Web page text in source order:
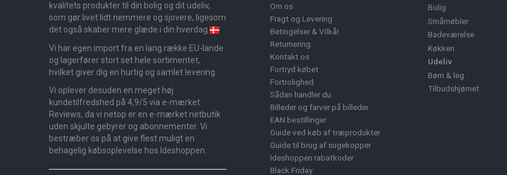
kvalitets produkter til din bolig og dit udeliv,
som gør livet lidt nemmere og sjovere, ligesom
det også skaber mere glæde i din hverdag
Vi har egen import fra en lang række EU-lande
og lagerfører stort set hele sortimentet,
hvilket giver dig en hurtig og samlet levering.
Vi oplever desuden en meget høj
kundetilfredshed på 4,9/5 via e-mærket
Reviews, da vi netop er en e-mærket netbutik
uden skjulte gebyrer og abonnementer. Vi
bestræber os på at give flest muligt en
behagelig købsoplevelse hos Ideshoppen.
Om os
Fragt og Levering
Betingelser & Vilkår
Returnering
Kontakt os
Fortryd købet
Fortrolighed
Sådan handler du
Billeder og farver på billeder
EAN bestillinger
Guide ved køb af træprodukter
Guide til brug af sugekopper
Ideshoppen rabatkoder
Black Friday
Bolig
Småmøbler
Badeværelse
Køkken
Udeliv
Børn & leg
Tilbudshjørnet